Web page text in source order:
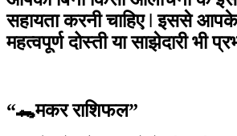
सहायता करनी चाहिए ǀ इससे
महत्वपूर्ण दोस्ती या साझेदारी भी
“🐊मकर राशिफल”